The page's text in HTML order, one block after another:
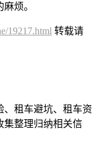
烦。
19217.html 转载请
、租车避坑、租车资
集整理归纳相关信